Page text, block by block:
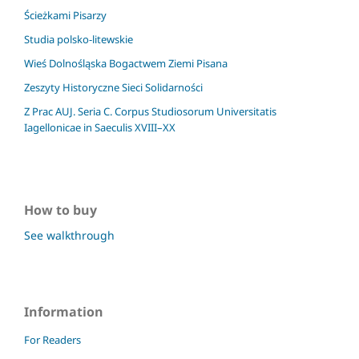
Ścieżkami Pisarzy
Studia polsko-litewskie
Wieś Dolnośląska Bogactwem Ziemi Pisana
Zeszyty Historyczne Sieci Solidarności
Z Prac AUJ. Seria C. Corpus Studiosorum Universitatis
Iagellonicae in Saeculis XVIII–XX
How to buy
See walkthrough
Information
For Readers